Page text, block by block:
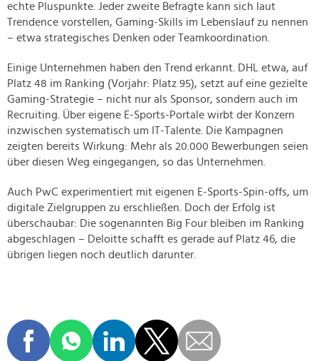
echte Pluspunkte. Jeder zweite Befragte kann sich laut
Trendence vorstellen, Gaming-Skills im Lebenslauf zu nennen
– etwa strategisches Denken oder Teamkoordination.
Einige Unternehmen haben den Trend erkannt. DHL etwa, auf
Platz 48 im Ranking (Vorjahr: Platz 95), setzt auf eine gezielte
Gaming-Strategie – nicht nur als Sponsor, sondern auch im
Recruiting. Über eigene E-Sports-Portale wirbt der Konzern
inzwischen systematisch um IT-Talente. Die Kampagnen
zeigten bereits Wirkung: Mehr als 20.000 Bewerbungen seien
über diesen Weg eingegangen, so das Unternehmen.
Auch PwC experimentiert mit eigenen E-Sports-Spin-offs, um
digitale Zielgruppen zu erschließen. Doch der Erfolg ist
überschaubar: Die sogenannten Big Four bleiben im Ranking
abgeschlagen – Deloitte schafft es gerade auf Platz 46, die
übrigen liegen noch deutlich darunter.